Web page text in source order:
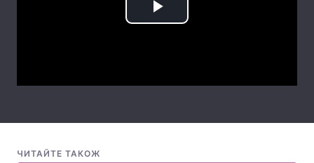
Тема оформлення
Play
ЧИТАЙТЕ ТАКОЖ